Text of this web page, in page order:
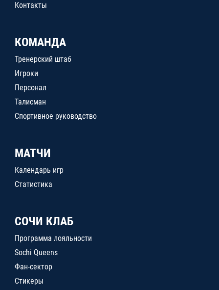
Контакты
КОМАНДА
Тренерский штаб
Игроки
Персонал
Талисман
Спортивное руководство
МАТЧИ
Календарь игр
Статистика
СОЧИ КЛАБ
Программа лояльности
Sochi Queens
Фан-сектор
Стикеры